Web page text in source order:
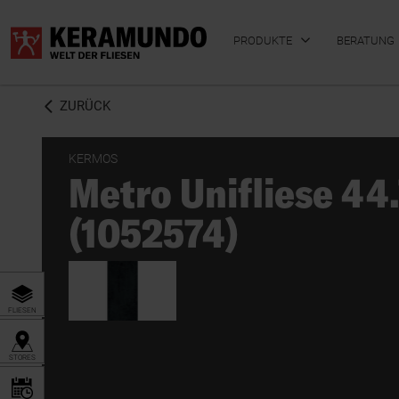
PRODUKTE
BADFLIESEN KÜCHENFLIESEN
BERATUNG
ZURÜCK
KERMOS
Metro Unifliese
(1052574)
FLIESEN
STORES